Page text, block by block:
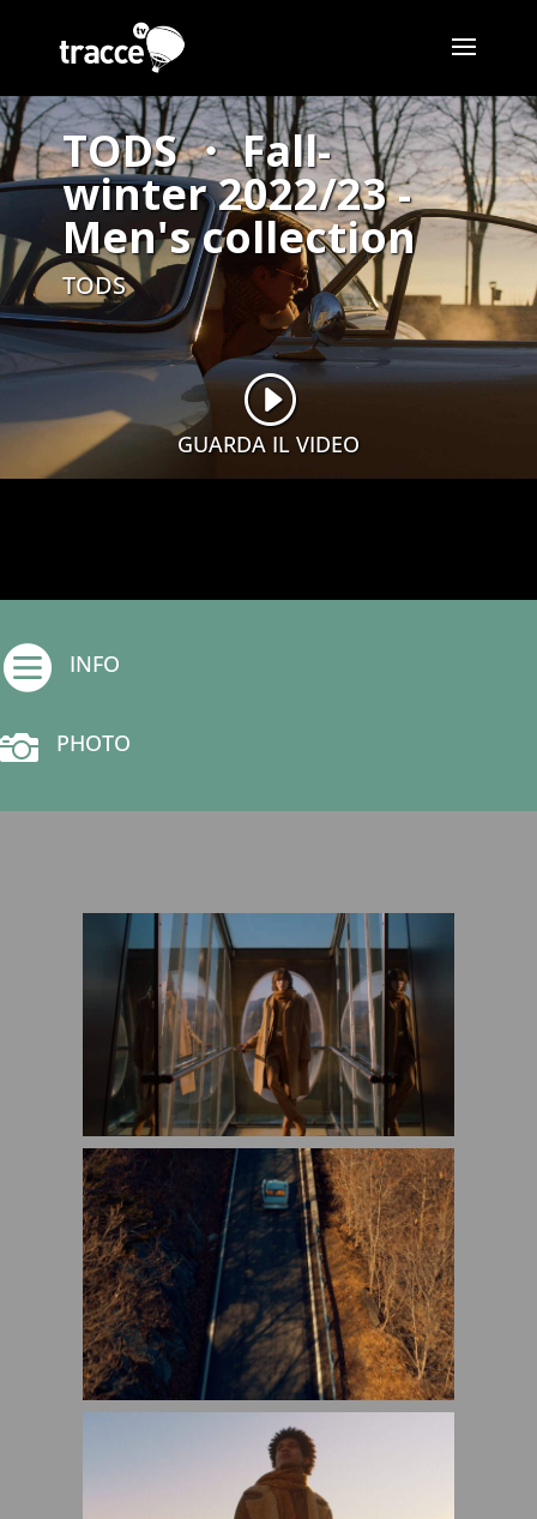
TODS ・ Fall-
winter 2022/23 -
Men's collection
TODS
I
GUARDA IL VIDEO
 INFO
 PHOTO